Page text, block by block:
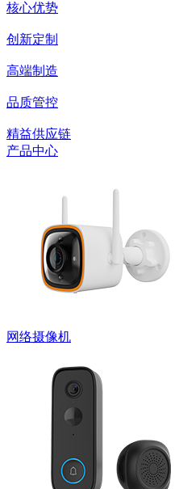
核心优势
创新定制
高端制造
品质管控
精益供应链
产品中心
网络摄像机